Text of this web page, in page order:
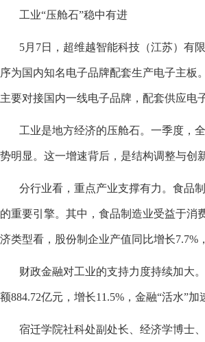
工业“压舱石”稳中有进
5月7日，超维越智能科技（江苏）有限
序为国内知名电子品牌配套生产电子主板
主要对接国内一线电子品牌，配套供应电
工业是地方经济的压舱石。一季度，全
势明显。这一增速背后，是结构调整与创
分行业看，重点产业支撑有力。食品制
的重要引擎。其中，食品制造业受益于消
济类型看，股份制企业产值同比增长
财政金融对工业的支持力度持续加大。
额884.72亿元，增长11.5%，金融“活水”
宿迁学院社科处副处长、经济学博士、